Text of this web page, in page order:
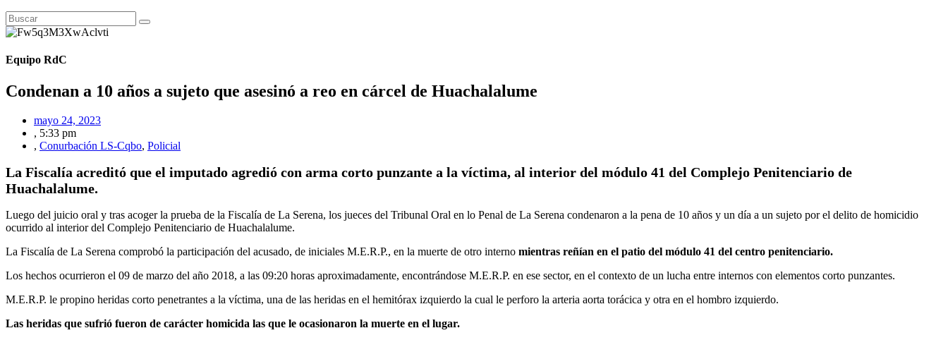
Equipo RdC
Condenan a 10 años a sujeto que asesinó a reo en cárcel de Huachalalume
mayo 24, 2023
, 5:33 pm
, Conurbación LS-Cqbo, Policial
La Fiscalía acreditó que el imputado agredió con arma corto punzante a la víctima, al interior del módulo 41 del Complejo Penitenciario de
Huachalalume.
Luego del juicio oral y tras acoger la prueba de la Fiscalía de La Serena, los jueces del Tribunal Oral en lo Penal de La Serena condenaron a la pena de 10 años y un día a un sujeto por el delito de homicidio
ocurrido al interior del Complejo Penitenciario de Huachalalume.
La Fiscalía de La Serena comprobó la participación del acusado, de iniciales M.E.R.P., en la muerte de otro interno mientras reñían en el patio del módulo 41 del centro penitenciario.
Los hechos ocurrieron el 09 de marzo del año 2018, a las 09:20 horas aproximadamente, encontrándose M.E.R.P. en ese sector, en el contexto de un lucha entre internos con elementos corto punzantes.
M.E.R.P. le propino heridas corto penetrantes a la víctima, una de las heridas en el hemitórax izquierdo la cual le perforo la arteria aorta torácica y otra en el hombro izquierdo.
Las heridas que sufrió fueron de carácter homicida las que le ocasionaron la muerte en el lugar.